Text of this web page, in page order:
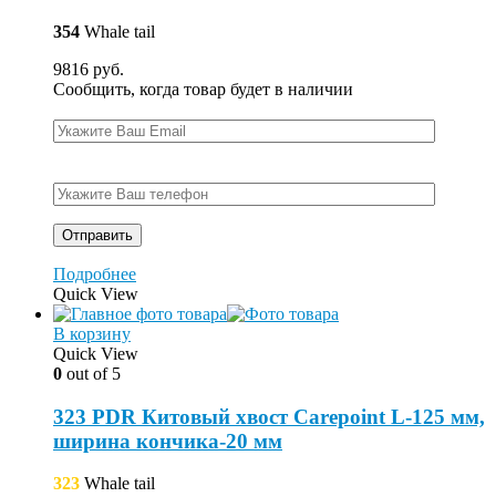
354 Whale tail
9816 руб.
Сообщить, когда товар будет в наличии
Подробнее
Quick View
В корзину
Quick View
0 out of 5
323 PDR Китовый хвост Carepoint L-125 мм,
ширина кончика-20 мм
323 Whale tail